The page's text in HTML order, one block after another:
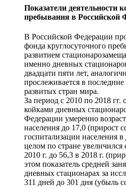
Показатели деятельности
пребывания в Российской
В Российской Федерации
фонда круглосуточного
развитием
именно дневных
двадцати пяти лет,
прослеживается в
развитых стран мира.
За период с 2010 по 2018 гг.
койками дневных
Федерации умеренно
населения до 17,0 (прирост
госпитализации населения
целом по стране увеличился
2010 г. до 56,3 в 2018 г.
этом показатель средней
дневных стационарах за
311 дней до 301 дня (убыль